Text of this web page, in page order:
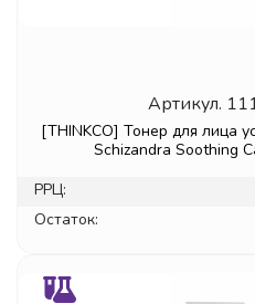
Артикул.
[THINKCO] Тонер для
Schizandra Soothing
РРЦ:
Остаток: